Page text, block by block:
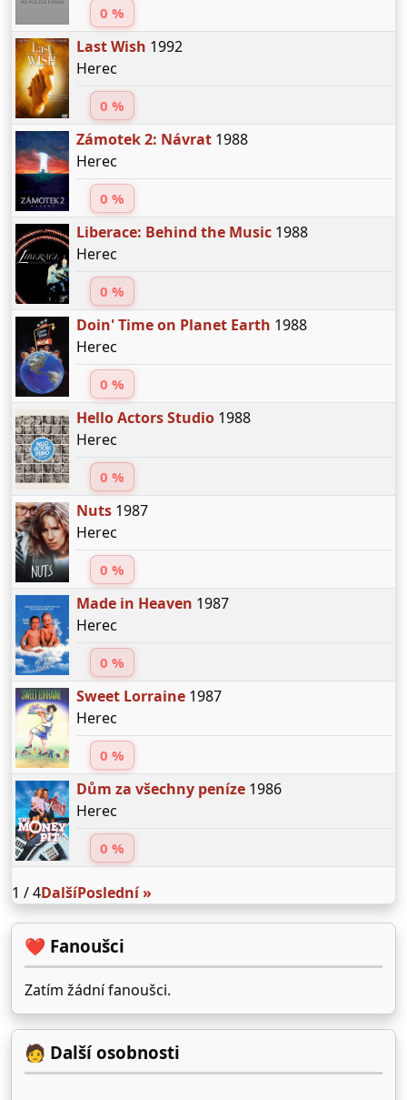
0 %
Last Wish 1992
Herec
0 %
Zámotek 2: Návrat1988
Herec
0 %
Liberace: Behind the Music1988
Herec
0 %
Doin' Time on Planet Earth 1988
Herec
0 %
Hello Actors Studio1988
Herec
0 %
Nuts1987
Herec
0 %
Made in Heaven 1987
Herec
0 %
Sweet Lorraine1987
Herec
0 %
Dům za všechny peníze1986
Herec
0 %
1 / 4DalšíPoslední »
❤️ Fanoušci
Zatím žádní fanoušci.
🧑 Další osobnosti